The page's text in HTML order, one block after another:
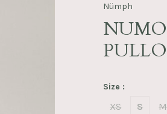
Nümph
Size :
XS S M